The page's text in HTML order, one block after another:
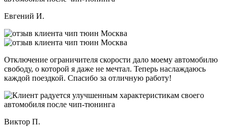
Евгений И.
Отключение ограничителя скорости дало моему автомобилю
свободу, о которой я даже не мечтал. Теперь наслаждаюсь
каждой поездкой. Спасибо за отличную работу!
Виктор П.